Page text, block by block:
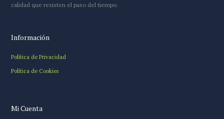
calidad que resisten el paso del tiempo.
Información
Política de Privacidad
Política de Cookies
Mi Cuenta